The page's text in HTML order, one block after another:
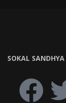
SOKAL SANDHYA